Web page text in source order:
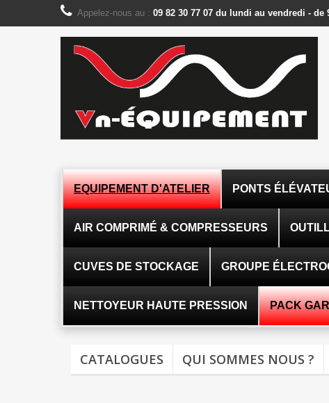
Panneau de gestion des cookies
Appelez-nous au : 09 82 30 77 07 du lundi au vendredi - de
EQUIPEMENT D'ATELIER PONTS
AIR COMPRIMÉ & COMPRESSEURS
CUVES DE STOCKAGE GROUPE
NETTOYEUR HAUTE PRESSION PACK
CATALOGUES QUI SOMMES NOUS ?